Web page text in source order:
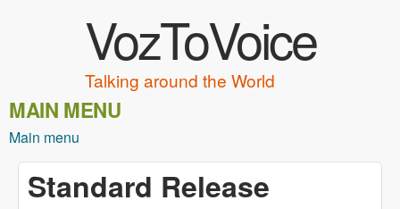
VozToVoice
Talking around the World
MAIN MENU
Main menu
Standard Release